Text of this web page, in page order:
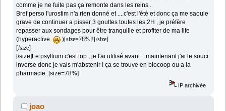
comme je ne fuite pas ça remonte dans les reins .
Bref perso l'urostim n'a rien donné et ....c'est l'été et donc ça me saoule
grave de continuer a pisser 3 gouttes toutes les 2H , je préfère
repasser aux sondages pour être tranquille et profiter de ma life
(hyperactive
)[size=78%]![/size]
[/size]
[/size]Le psyllium c'est top , je l'ai utilisé avant ...maintenant j'ai le souci
inverse donc je vais m'abstenir ! ça se trouve en biocoop ou a la
pharmacie .[size=78%]
IP archivée
joao